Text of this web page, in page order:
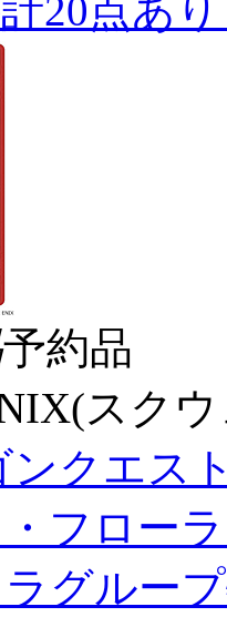
20点あ
予約品
スク
ンクエス
フロー
グルー